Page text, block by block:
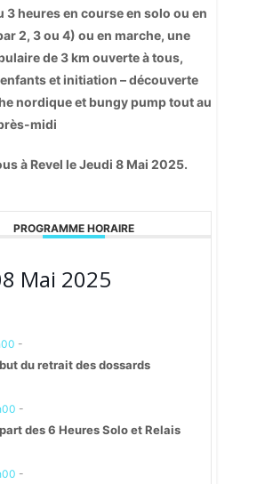
3 heures en course en solo ou en
2, 3 ou 4) ou en marche, une
de 3 km ouverte à tous,
et initiation – découverte
nordique et bungy pump tout au
midi
à Revel le Jeudi 8 Mai 2025.
PROGRAMME HORAIRE
Mai 2025
-
du retrait des dossards
-
des 6 Heures Solo et Relais
-